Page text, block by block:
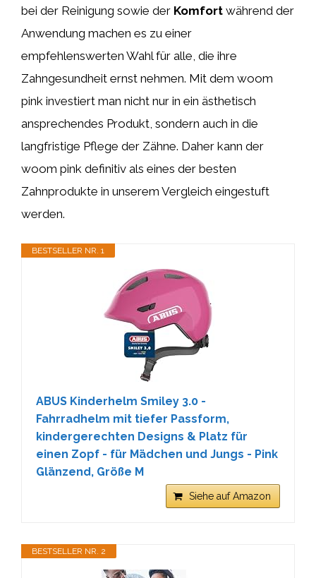
bei der Reinigung sowie der Komfort während der
Anwendung machen es zu einer
empfehlenswerten Wahl für alle, die ihre
Zahngesundheit ernst nehmen. Mit dem woom
pink investiert man nicht nur in ein ästhetisch
ansprechendes Produkt, sondern auch in die
langfristige Pflege der Zähne. Daher kann der
woom pink definitiv als eines der besten
Zahnprodukte in unserem Vergleich eingestuft
werden.
BESTSELLER NR. 1
ABUS Kinderhelm Smiley 3.0 -
Fahrradhelm mit tiefer Passform,
kindergerechten Designs & Platz für
einen Zopf - für Mädchen und Jungs - Pink
Glänzend, Größe M
Siehe auf Amazon
BESTSELLER NR. 2